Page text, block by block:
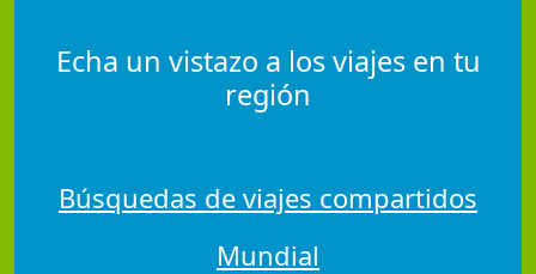
Echa un vistazo a los viajes en tu
región
Búsquedas de viajes compartidos
Mundial